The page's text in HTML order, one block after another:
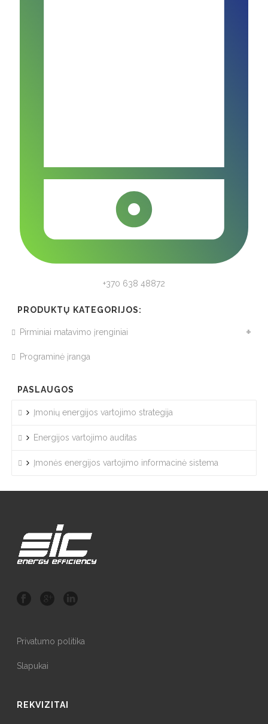
+370 638 48872
PRODUKTŲ KATEGORIJOS:
Pirminiai matavimo įrenginiai
Programinė įranga
PASLAUGOS
Įmonių energijos vartojimo strategija
Energijos vartojimo auditas
Įmonės energijos vartojimo informacinė sistema
Privatumo politika
Slapukai
REKVIZITAI